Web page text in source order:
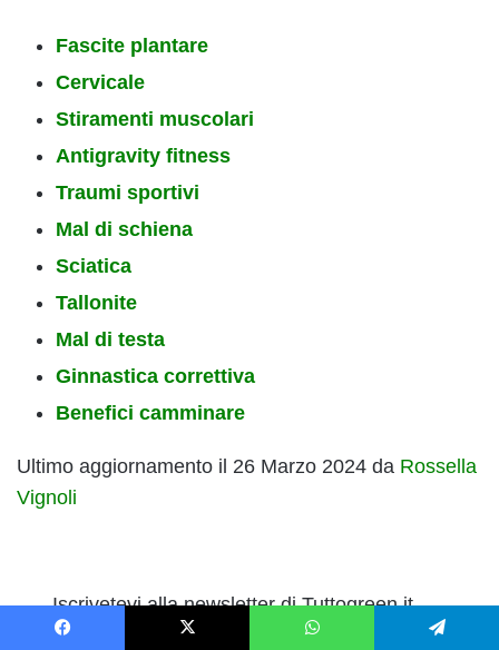
Fascite plantare
Cervicale
Stiramenti muscolari
Antigravity fitness
Traumi sportivi
Mal di schiena
Sciatica
Tallonite
Mal di testa
Ginnastica correttiva
Benefici camminare
Ultimo aggiornamento il 26 Marzo 2024 da Rossella
Vignoli
Iscrivetevi alla newsletter di Tuttogreen.it
per rimanere aggiornati sulle ultime novità.